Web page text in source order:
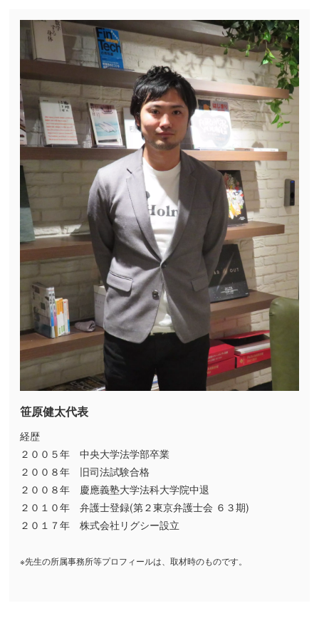
笹原健太代表
経歴
２００５年 中央大学法学部卒業
２００８年 旧司法試験合格
２００８年 慶應義塾大学法科大学院中退
２０１０年 弁護士登録(第２東京弁護士会 ６３期)
２０１７年 株式会社リグシー設立
※先生の所属事務所等プロフィールは、取材時のものです。